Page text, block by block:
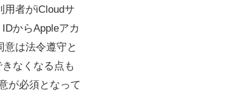
用者がiCloudサ
からAppleアカ
は法令遵守と
なくなる点も
が必須となって